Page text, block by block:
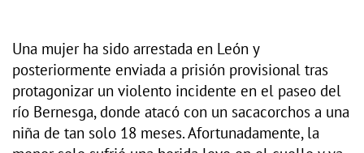
Una mujer ha sido arrestada en León y
posteriormente enviada a prisión provisional tras
protagonizar un violento incidente en el paseo del
río Bernesga, donde atacó con un sacacorchos a una
niña de tan solo 18 meses. Afortunadamente, la